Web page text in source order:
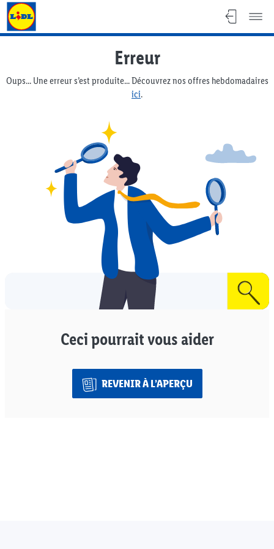
Lidl Flyer
Erreur
Oups... Une erreur s’est produite... Découvrez nos offres hebdomadaires
ici.
Ceci pourrait vous aider
REVENIR À L’APERÇU